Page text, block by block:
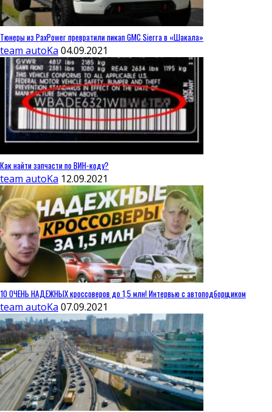
Тюнеры из PaxPower превратили пикап GMC Sierra в «Шакала»
team autoKa 04.09.2021
Как найти запчасти по ВИН-коду?
team autoKa 12.09.2021
10 ОЧЕНЬ НАДЕЖНЫХ кроссоверов до 1,5 млн! Интервью с автоподборщиком
team autoKa 07.09.2021